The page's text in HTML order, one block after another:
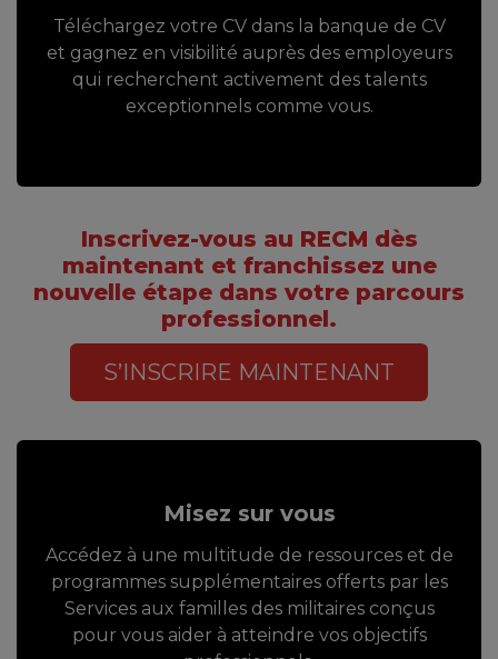
Téléchargez votre CV dans la banque de CV
et gagnez en visibilité auprès des employeurs
qui recherchent activement des talents
exceptionnels comme vous.
Inscrivez-vous au RECM dès
maintenant et franchissez une
nouvelle étape dans votre parcours
professionnel.
S’INSCRIRE MAINTENANT
Misez sur vous
Accédez à une multitude de ressources et de
programmes supplémentaires offerts par les
Services aux familles des militaires conçus
pour vous aider à atteindre vos objectifs